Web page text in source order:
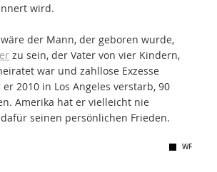
wird.
der Mann, der geboren wurde,
zu sein, der Vater von vier Kindern,
war und zahllose Exzesse
2010 in Los Angeles verstarb, 90
Amerika hat er vielleicht nie
seinen persönlichen Frieden.
WF